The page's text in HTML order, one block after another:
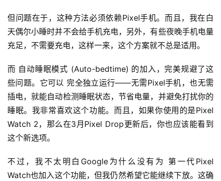
但问题在于，这种方法必须依赖Pixel手机。而且，我在白
天偶尔小睡时并不会给手机充电，另外，有些夜晚手机电量
充足，不需要充电，这样一来，这个方案就不总是适用。
而 自动睡眠模式 (Auto-bedtime) 的加入，完美规避了这
些问题。它可以 完全独立运行——无需Pixel手机，也无需
插电，就能自动检测睡眠状态，节省电量，并避免打扰你的
睡眠。我非常喜欢这个功能。而且，如果你使用的是Pixel
Watch 2，那么在3月Pixel Drop更新后，你也应该能看到
这个新选项。
不过，我不太明白Google为什么没有为 第一代Pixel
Watch也加入这个功能，但我仍然希望它能继续下放。这确